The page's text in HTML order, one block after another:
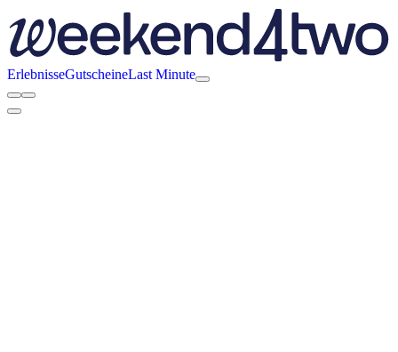
ErlebnisseGutscheineLast Minute